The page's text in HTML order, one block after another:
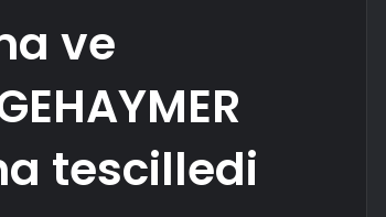
ve
tescilledi